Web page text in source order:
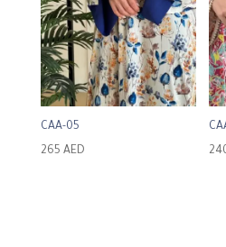
CAA-05
265 AED